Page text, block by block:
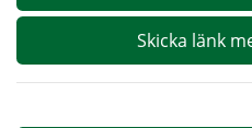
Skicka länk